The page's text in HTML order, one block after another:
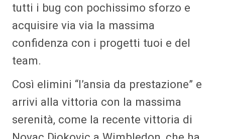
tutti i bug con pochissimo sforzo e
acquisire via via la massima
confidenza con i progetti tuoi e del
team.
Così elimini “l’ansia da prestazione” e
arrivi alla vittoria con la massima
serenità, come la recente vittoria di